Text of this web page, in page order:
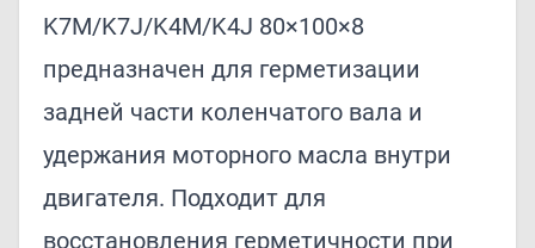
K7M/K7J/K4M/K4J 80×100×8
предназначен для герметизации
задней части коленчатого вала и
удержания моторного масла внутри
двигателя. Подходит для
восстановления герметичности при